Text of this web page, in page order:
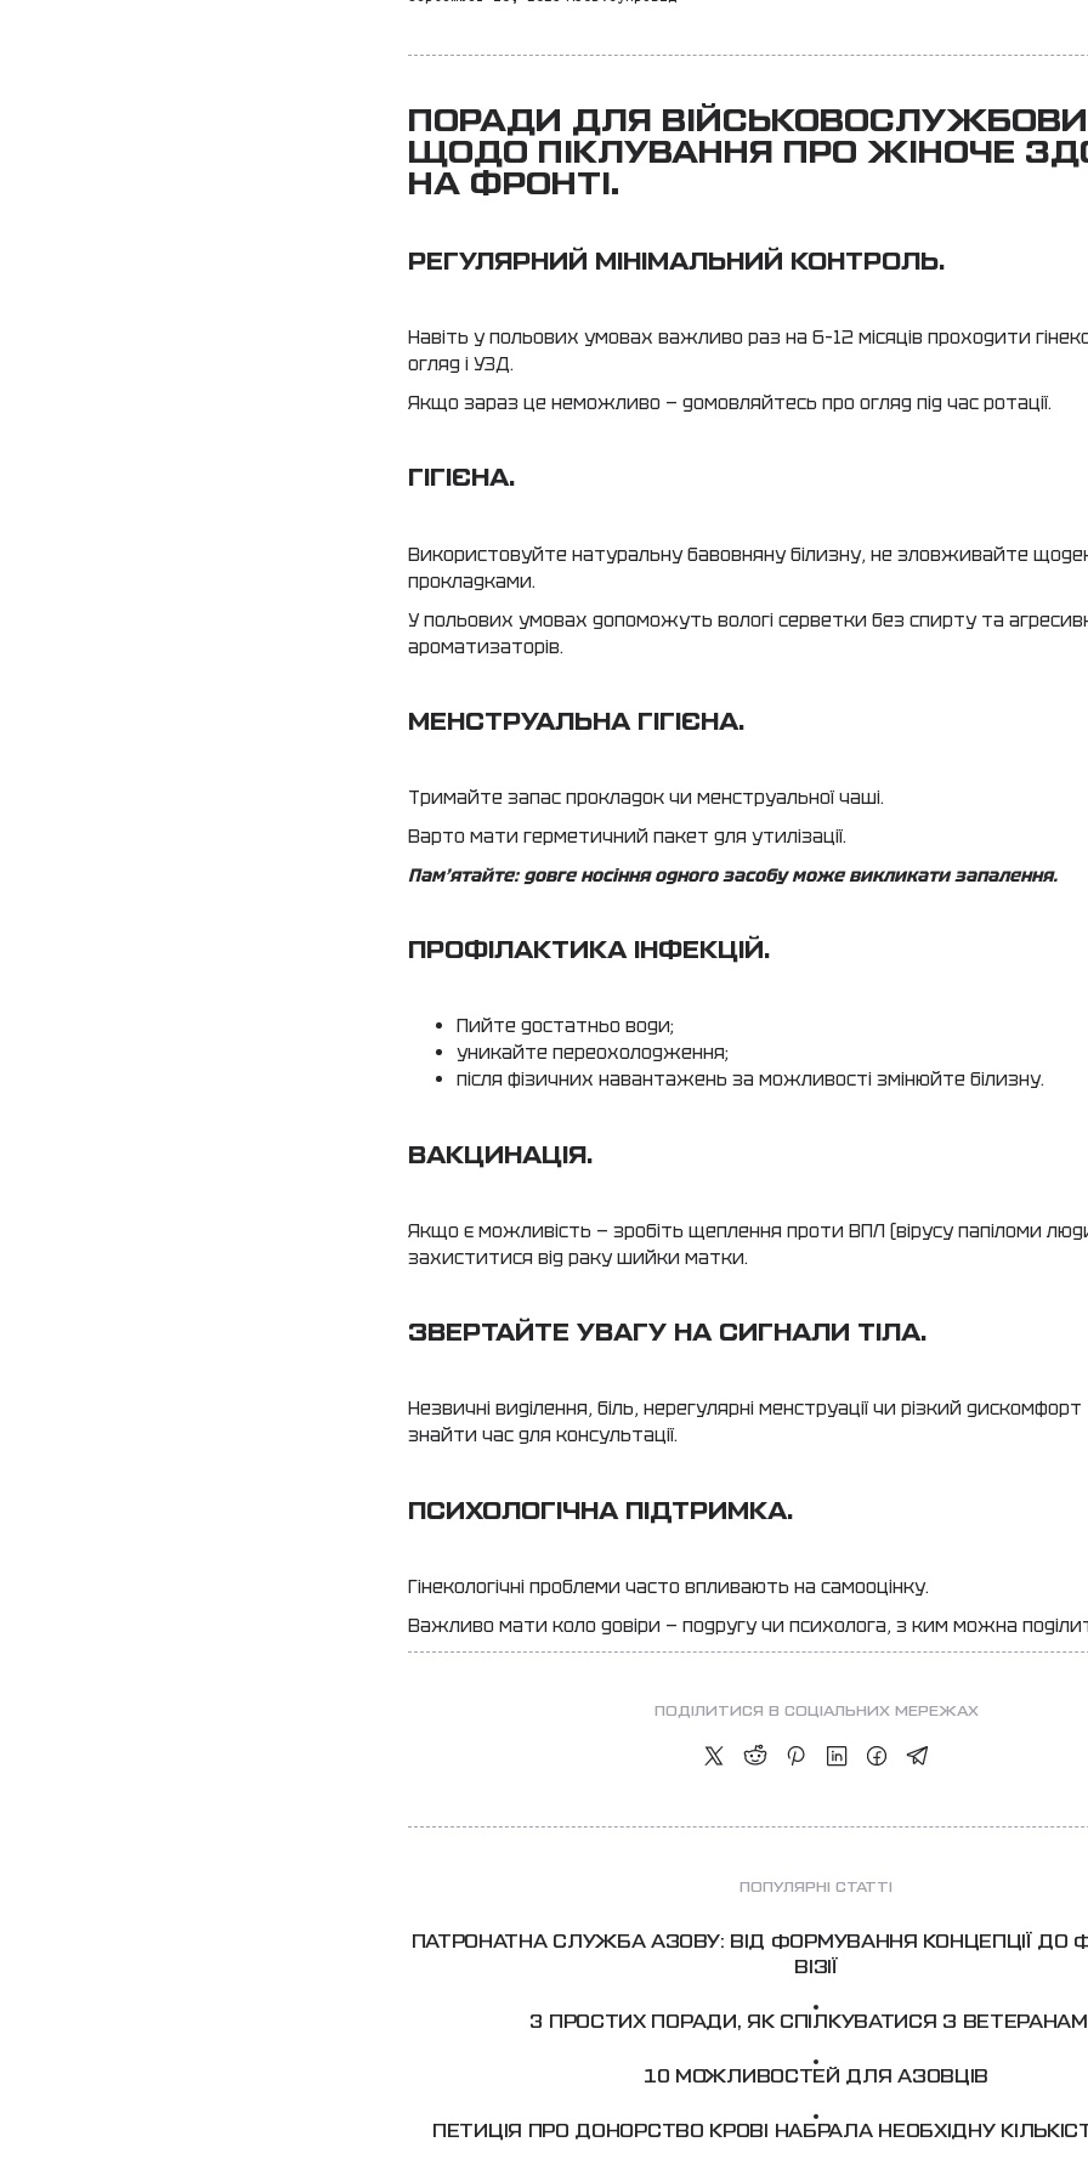
ПОРАДИ ДЛЯ
ЩОДО ПІКЛУВАННЯ ПРО ЖІНОЧЕ
НА ФРОНТІ.
РЕГУЛЯРНИЙ МІНІМАЛЬНИЙ КОНТРОЛЬ.
Навіть у польових умовах важливо раз на 6–12 місяців проходити
огляд і УЗД.
Якщо зараз це неможливо — домовляйтесь про огляд під час ротації.
ГІГІЄНА.
Використовуйте натуральну бавовняну білизну, не зловживайте
прокладками.
У польових умовах допоможуть вологі серветки без спирту та
ароматизаторів.
МЕНСТРУАЛЬНА ГІГІЄНА.
Тримайте запас прокладок чи менструальної чаші.
Варто мати герметичний пакет для утилізації.
Пам’ятайте: довге носіння одного засобу може викликати запалення.
ПРОФІЛАКТИКА ІНФЕКЦІЙ.
Пийте достатньо води;
уникайте переохолодження;
після фізичних навантажень за можливості змінюйте білизну.
ВАКЦИНАЦІЯ.
Якщо є можливість — зробіть щеплення проти ВПЛ (вірусу папіломи
захиститися від раку шийки матки.
ЗВЕРТАЙТЕ УВАГУ НА СИГНАЛИ ТІЛА.
Незвичні виділення, біль, нерегулярні менструації чи різкий
знайти час для консультації.
ПСИХОЛОГІЧНА ПІДТРИМКА.
Гінекологічні проблеми часто впливають на самооцінку.
Важливо мати коло довіри — подругу чи психолога, з ким можна
ПОДІЛИТИСЯ В СОЦІАЛЬНИХ МЕРЕЖАХ
ПОПУЛЯРНІ СТАТТІ
ПАТРОНАТНА СЛУЖБА АЗОВУ: ВІД ФОРМУВАННЯ КОНЦЕПЦІЇ ДО
ВІЗІЇ
3 ПРОСТИХ ПОРАДИ, ЯК СПІЛКУВАТИСЯ З
10 МОЖЛИВОСТЕЙ ДЛЯ АЗОВЦІВ
ПЕТИЦІЯ ПРО ДОНОРСТВО КРОВІ НАБРАЛА НЕОБХІДНУ